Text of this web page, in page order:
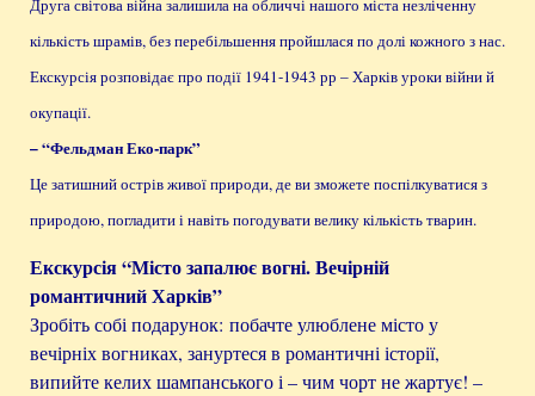
Друга світова війна залишила на обличчі нашого міста незліченну
кількість шрамів, без перебільшення пройшлася по долі кожного з нас.
Екскурсія розповідає про події 1941-1943 рр – Харків уроки війни й
окупації.
– “Фельдман Еко-парк”
Це затишний острів живої природи, де ви зможете поспілкуватися з
природою, погладити і навіть погодувати велику кількість тварин.
Екскурсія “Місто запалює вогні. Вечірній
романтичний Харків”
Зробіть собі подарунок: побачте улюблене місто у
вечірніх вогниках, зануртеся в романтичні історії,
випийте келих шампанського і – чим чорт не жартує! –